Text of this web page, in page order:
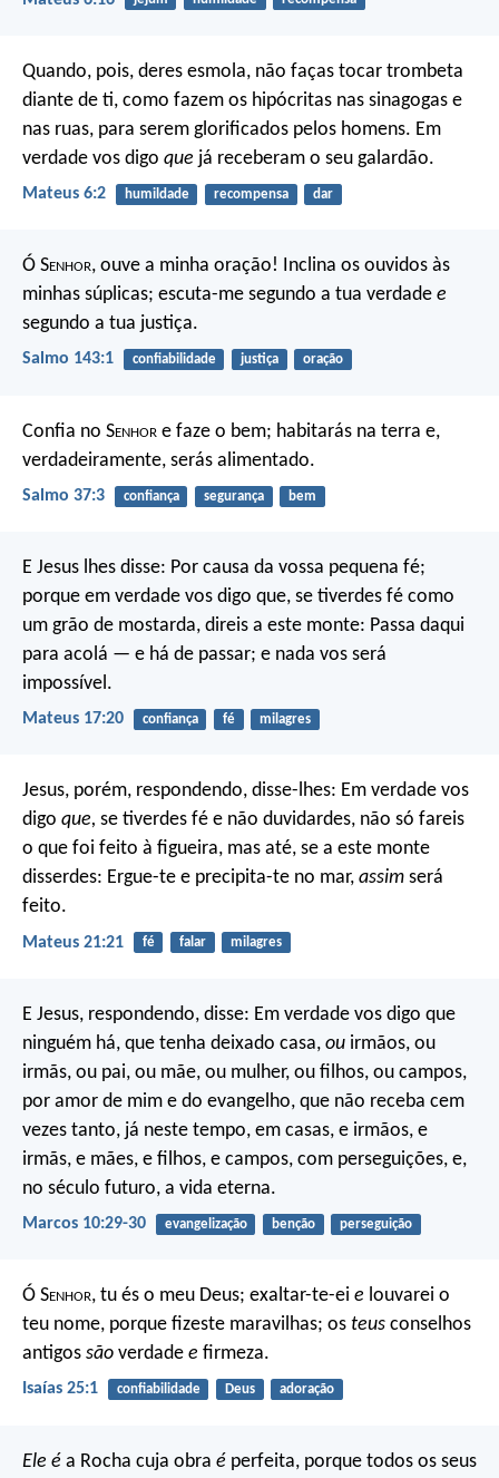
Quando, pois, deres esmola, não faças tocar trombeta
diante de ti, como fazem os hipócritas nas sinagogas e
nas ruas, para serem glorificados pelos homens. Em
verdade vos digo que já receberam o seu galardão.
Mateus 6:2 humildade recompensa dar
Ó Senhor, ouve a minha oração! Inclina os ouvidos às
minhas súplicas; escuta-me segundo a tua verdade e
segundo a tua justiça.
Salmo 143:1 confiabilidade justiça oração
Confia no Senhor e faze o bem; habitarás na terra e,
verdadeiramente, serás alimentado.
Salmo 37:3 confiança segurança bem
E Jesus lhes disse: Por causa da vossa pequena fé;
porque em verdade vos digo que, se tiverdes fé como
um grão de mostarda, direis a este monte: Passa daqui
para acolá — e há de passar; e nada vos será
impossível.
Mateus 17:20 confiança fé milagres
Jesus, porém, respondendo, disse-lhes: Em verdade vos
digo que, se tiverdes fé e não duvidardes, não só fareis
o que foi feito à figueira, mas até, se a este monte
disserdes: Ergue-te e precipita-te no mar, assim será
feito.
Mateus 21:21 fé falar milagres
E Jesus, respondendo, disse: Em verdade vos digo que
ninguém há, que tenha deixado casa, ou irmãos, ou
irmãs, ou pai, ou mãe, ou mulher, ou filhos, ou campos,
por amor de mim e do evangelho, que não receba cem
vezes tanto, já neste tempo, em casas, e irmãos, e
irmãs, e mães, e filhos, e campos, com perseguições, e,
no século futuro, a vida eterna.
Marcos 10:29-30 evangelização benção perseguição
Ó Senhor, tu és o meu Deus; exaltar-te-ei e louvarei o
teu nome, porque fizeste maravilhas; os teus conselhos
antigos são verdade e firmeza.
Isaías 25:1 confiabilidade Deus adoração
Ele é a Rocha cuja obra é perfeita, porque todos os seus